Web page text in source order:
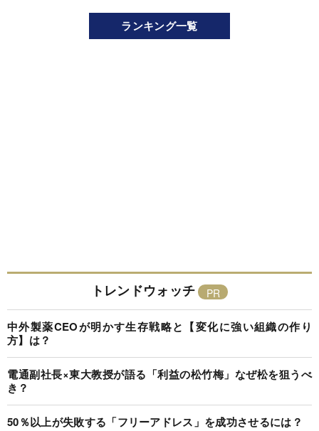
ランキング一覧
トレンドウォッチ
中外製薬CEOが明かす生存戦略と【変化に強い組織の作り
方】は？
電通副社長×東大教授が語る「利益の松竹梅」なぜ松を狙うべ
き？
50％以上が失敗する「フリーアドレス」を成功させるには？